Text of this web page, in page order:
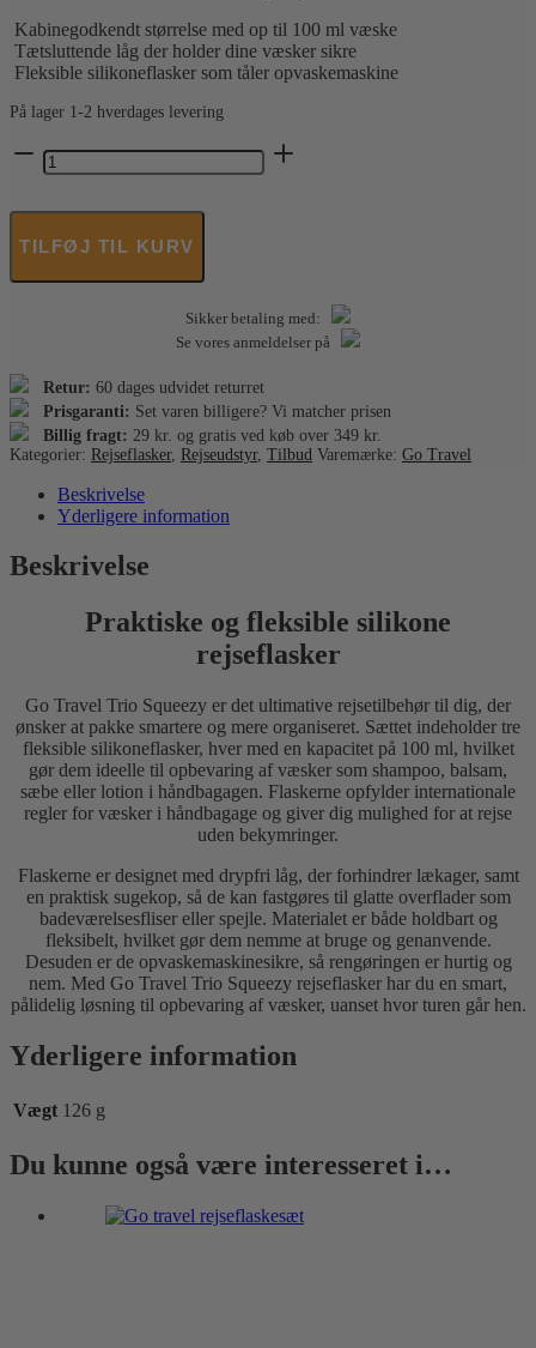
Kabinegodkendt størrelse med op til 100 ml væske
Tætsluttende låg der holder dine væsker sikre
Fleksible silikoneflasker som tåler opvaskemaskine
På lager 1-2 hverdages levering
Go
Travel
Trio
Rejseflasker
antal
TILFØJ TIL KURV
Sikker betaling med:
Se vores anmeldelser på
Retur: 60 dages udvidet returret
Prisgaranti: Set varen billigere? Vi matcher prisen
Billig fragt: 29 kr. og gratis ved køb over 349 kr.
Kategorier: Rejseflasker, Rejseudstyr, Tilbud Varemærke: Go Travel
Beskrivelse
Yderligere information
Beskrivelse
Praktiske og fleksible silikone
rejseflasker
Go Travel Trio Squeezy er det ultimative rejsetilbehør til dig, der
ønsker at pakke smartere og mere organiseret. Sættet indeholder tre
fleksible silikoneflasker, hver med en kapacitet på 100 ml, hvilket
gør dem ideelle til opbevaring af væsker som shampoo, balsam,
sæbe eller lotion i håndbagagen. Flaskerne opfylder internationale
regler for væsker i håndbagage og giver dig mulighed for at rejse
uden bekymringer.
Flaskerne er designet med drypfri låg, der forhindrer lækager, samt
en praktisk sugekop, så de kan fastgøres til glatte overflader som
badeværelsesfliser eller spejle. Materialet er både holdbart og
fleksibelt, hvilket gør dem nemme at bruge og genanvende.
Desuden er de opvaskemaskinesikre, så rengøringen er hurtig og
nem. Med Go Travel Trio Squeezy rejseflasker har du en smart,
pålidelig løsning til opbevaring af væsker, uanset hvor turen går hen.
Yderligere information
Vægt 126 g
Du kunne også være interesseret i…